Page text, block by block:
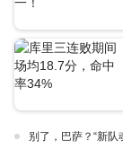
别了，巴萨？“新